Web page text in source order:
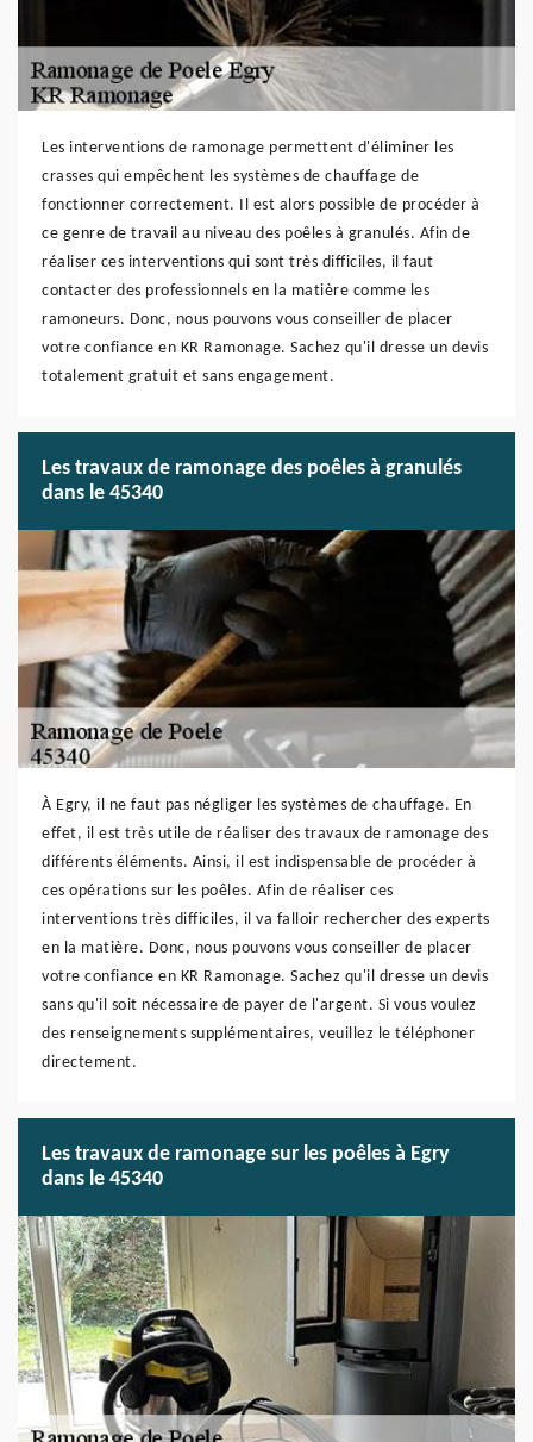
Les interventions de ramonage permettent d'éliminer les
crasses qui empêchent les systèmes de chauffage de
fonctionner correctement. Il est alors possible de procéder à
ce genre de travail au niveau des poêles à granulés. Afin de
réaliser ces interventions qui sont très difficiles, il faut
contacter des professionnels en la matière comme les
ramoneurs. Donc, nous pouvons vous conseiller de placer
votre confiance en KR Ramonage. Sachez qu'il dresse un devis
totalement gratuit et sans engagement.
Les travaux de ramonage des poêles à granulés
dans le 45340
À Egry, il ne faut pas négliger les systèmes de chauffage. En
effet, il est très utile de réaliser des travaux de ramonage des
différents éléments. Ainsi, il est indispensable de procéder à
ces opérations sur les poêles. Afin de réaliser ces
interventions très difficiles, il va falloir rechercher des experts
en la matière. Donc, nous pouvons vous conseiller de placer
votre confiance en KR Ramonage. Sachez qu'il dresse un devis
sans qu'il soit nécessaire de payer de l'argent. Si vous voulez
des renseignements supplémentaires, veuillez le téléphoner
directement.
Les travaux de ramonage sur les poêles à Egry
dans le 45340